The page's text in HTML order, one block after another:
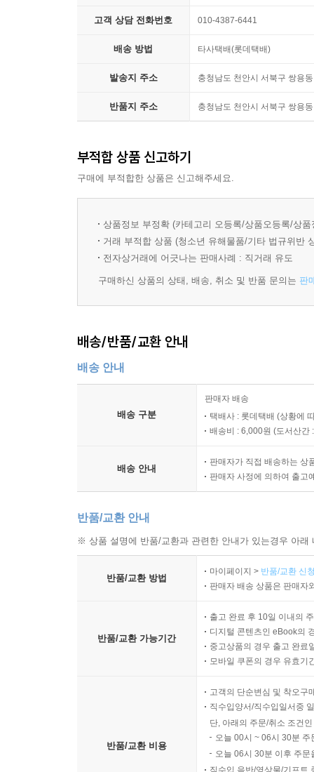
평생을 역사 연구에 헌신한 서양사학의 대가가
고객 상담 전화번호 010-4387-6441
배송 방법 타사택배(롯데택배)
발송지 주소 충청남도 천안시 서북구 쌍용
반품지 주소 충청남도 천안시 서북구 쌍용
부적합 상품 신고하기
구매에 부적합한 상품은 신고해주세요.
상품정보 부정확 (카테고리 오등록/상품오등록/상
거래 부적합 상품 (청소년 유해물품/기타 법규위반
전자상거래에 어긋나는 판매사례 : 직거래 유도
구매하신 상품의 상태, 배송, 취소 및 반품 문의는 판
배송/반품/교환 안내
배송 안내
배송 구분
판매자 배송
택배사 : 롯데택배 (상황에
배송비 : 6,000원 (도서산간
배송 안내
판매자가 직접 배송하는 상
판매자 사정에 의하여 출고
반품/교환 안내
※ 상품 설명에 반품/교환과 관련한 안내가 있는경우 아
반품/교환 방법
마이페이지 > 반품/교환 신
판매자 배송 상품은 판매자
반품/교환 가능기간
출고 완료 후 10일 이내의
디지털 콘텐츠인 eBook의
중고상품의 경우 출고 완료
모바일 쿠폰의 경우 유효기
반품/교환 비용
고객의 단순변심 및 착오구
직수입양서/직수입일서중
단, 아래의 주문/취소 조건
오늘 00시 ~ 06시 30분
오늘 06시 30분 이후 주
직수입 음반/영상물/기프트